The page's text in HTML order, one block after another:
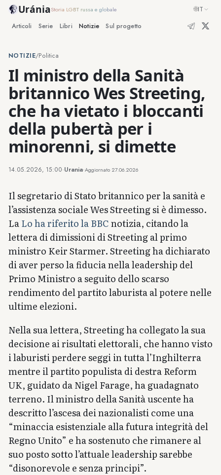
UrániaStoria LGBT russa e globale 🌐IT
Articoli Serie Libri Notizie Sul progetto
NOTIZIE/Politica
Il ministro della Sanità
britannico Wes Streeting,
che ha vietato i bloccanti
della pubertà per i
minorenni, si dimette
14.05.2026, 15:00·Urania·Aggiornato 27.06.2026
Il segretario di Stato britannico per la sanità e
l’assistenza sociale Wes Streeting si è dimesso.
LaLo ha riferito la BBCnotizia, citando la
lettera di dimissioni di Streeting al primo
ministro Keir Starmer. Streeting ha dichiarato
di aver perso la fiducia nella leadership del
Primo Ministro a seguito dello scarso
rendimento del partito laburista al potere nelle
ultime elezioni.
Nella sua lettera, Streeting ha collegato la sua
decisione ai risultati elettorali, che hanno visto
i laburisti perdere seggi in tutta l’Inghilterra
mentre il partito populista di destra Reform
UK, guidato da Nigel Farage, ha guadagnato
terreno. Il ministro della Sanità uscente ha
descritto l’ascesa dei nazionalisti come una
“minaccia esistenziale alla futura integrità del
Regno Unito” e ha sostenuto che rimanere al
suo posto sotto l’attuale leadership sarebbe
“disonorevole e senza principi”.